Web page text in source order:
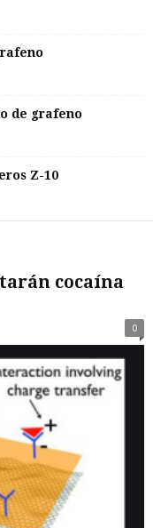
de grafeno
Z-10
cocaína
0